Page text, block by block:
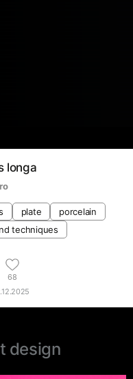
longa
plate
porcelain
techniques
68
design